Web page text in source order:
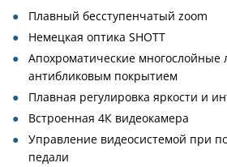
Плавный бесступенчатый zoom
Немецкая оптика SHOTT
Апохроматические многослойные
антибликовым покрытием
Плавная регулировка яркости и
Встроенная 4К видеокамера
Управление видеосистемой при
педали